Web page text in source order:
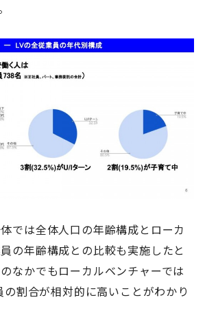
では全体人口の年齢構成とローカ
の年齢構成との比較も実施したと
なかでもローカルベンチャーでは
割合が相対的に高いことがわかり